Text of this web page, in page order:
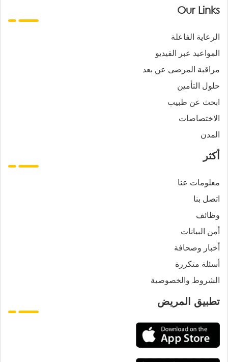
Our Links
الرعاية الفاعلة
المواعيد عبر الفيديو
مراقبة المرضى عن بعد
حلول التأمين
ابحث عن طبيب
الاختصاصات
المدن
أكثر
معلومات عنا
اتصل بنا
وظائف
أمن البيانات
أخبار وصحافة
أسئلة متكررة
الشروط والخصوصية
تطبيق المريض